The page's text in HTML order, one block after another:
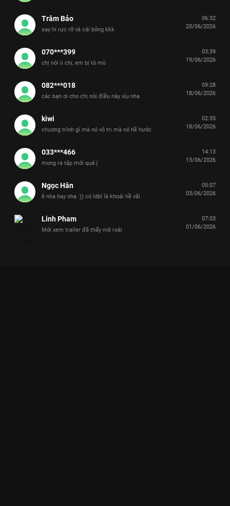
Trâm Bảo
say hi rực rỡ và cái bóng kkk
06:32
20/06/2026
070***399
chị nói ii chị, em bị tò mò
03:39
19/06/2026
082***018
các bạn ơi cho chị nói điều này xíu nha
09:28
18/06/2026
kiwi
chương trình gì mà nó vô tri mà nó hề hước
02:35
18/06/2026
033***466
mong ra tập mới quá:(
14:13
13/06/2026
Ngọc Hân
ê nha hay nha :)) có ldbl là khoái hề vãi
05:07
03/06/2026
Linh Pham
Mới xem trailer đã thấy mê roài
07:03
01/06/2026